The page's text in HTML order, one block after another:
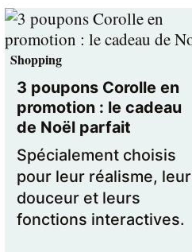
Shopping
3 poupons Corolle en
promotion : le cadeau
de Noël parfait
Spécialement choisis
pour leur réalisme, leur
douceur et leurs
fonctions interactives.